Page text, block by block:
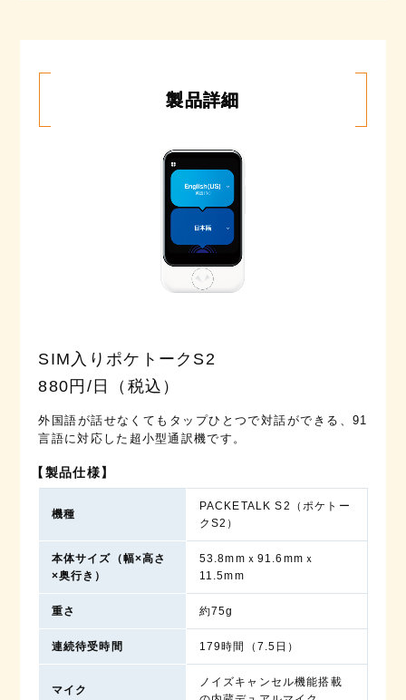
製品詳細
SIM入りポケトークS2
880円/日（税込）
外国語が話せなくてもタップひとつで対話ができる、91
言語に対応した超小型通訳機です。
【製品仕様】
機種
PACKETALK S2（ポケトー
クS2）
本体サイズ （幅×高さ
×奥行き）
53.8mmｘ91.6mmｘ
11.5mm
重さ 約75g
連続待受時間 179時間（7.5日）
マイク
ノイズキャンセル機能搭載